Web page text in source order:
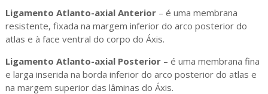
Ligamento Atlanto-axial Anterior– é uma membrana
resistente, fixada na margem inferior do arco posterior do
atlas e à face ventral do corpo do Áxis.
Ligamento Atlanto-axial Posterior– é uma membrana fina
e larga inserida na borda inferior do arco posterior do atlas e
na margem superior das lâminas do Áxis.